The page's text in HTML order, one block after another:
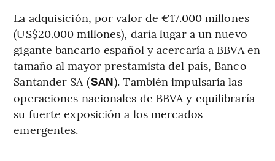
La adquisición, por valor de €17.000 millones
(US$20.000 millones), daría lugar a un nuevo
gigante bancario español y acercaría a BBVA en
tamaño al mayor prestamista del país, Banco
Santander SA (SAN). También impulsaría las
operaciones nacionales de BBVA y equilibraría
su fuerte exposición a los mercados
emergentes.